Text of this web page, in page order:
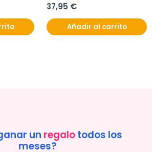
37,95 €
Añadir al carrito
un regalotodos los
meses?